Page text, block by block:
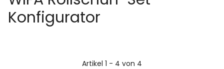
Konfigurator
Artikel 1 - 4 von 4